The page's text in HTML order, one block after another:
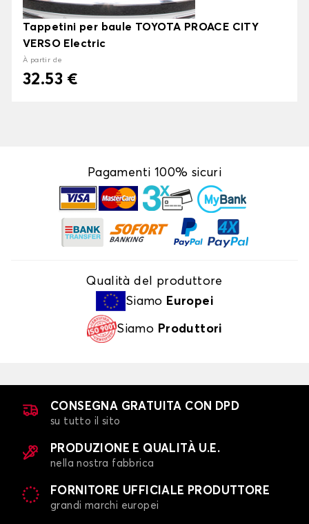
Tappetini per baule TOYOTA PROACE CITY
VERSO Electric
À partir de
32.53 €
Pagamenti 100% sicuri
Qualità del produttore
Siamo Europei
Siamo Produttori
CONSEGNA GRATUITA CON DPD
su tutto il sito
PRODUZIONE E QUALITÀ U.E.
nella nostra fabbrica
FORNITORE UFFICIALE PRODUTTORE
grandi marchi europei